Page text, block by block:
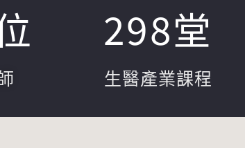
生醫產業課程
298堂